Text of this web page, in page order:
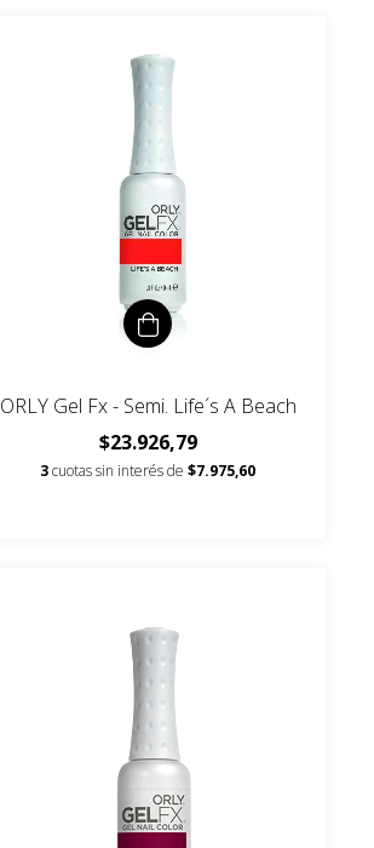
ORLY Gel Fx - Semi. Life´s A Beach
$23.926,79
3cuotas sin interés de$7.975,60